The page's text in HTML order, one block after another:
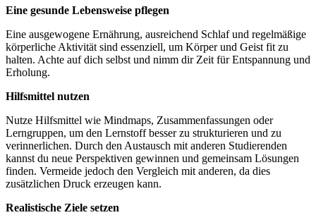
Eine gesunde Lebensweise pflegen
Eine ausgewogene Ernährung, ausreichend Schlaf und regelmäßige
körperliche Aktivität sind essenziell, um Körper und Geist fit zu
halten. Achte auf dich selbst und nimm dir Zeit für Entspannung und
Erholung.
Hilfsmittel nutzen
Nutze Hilfsmittel wie Mindmaps, Zusammenfassungen oder
Lerngruppen, um den Lernstoff besser zu strukturieren und zu
verinnerlichen. Durch den Austausch mit anderen Studierenden
kannst du neue Perspektiven gewinnen und gemeinsam Lösungen
finden. Vermeide jedoch den Vergleich mit anderen, da dies
zusätzlichen Druck erzeugen kann.
Realistische Ziele setzen